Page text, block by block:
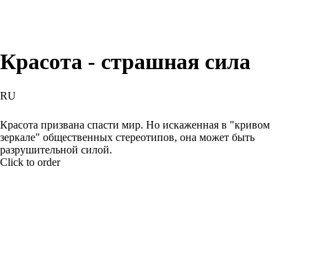
Красота - страшная сила
RU
Красота призвана спасти мир. Но искаженная в "кривом
зеркале" общественных стереотипов, она может быть
разрушительной силой.
Click to order